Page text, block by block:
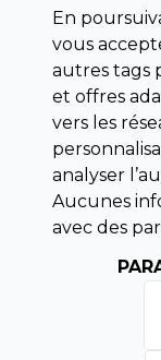
Beaux livres
Para scolaire
Histoire
Pochoteque
Pleiade
Droit de
Conditions
Horaires
En
vous
autres tags
et offres
vers les
analyser
Aucunes
avec des